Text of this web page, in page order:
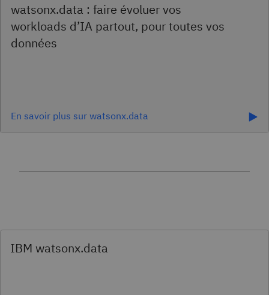
En savoir plus sur watsonx.data
IBM watsonx.data